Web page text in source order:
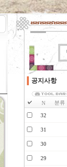
공지사항
N 분류
32
31
30
29